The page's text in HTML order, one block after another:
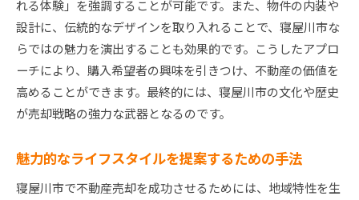
れる体験」を強調することが可能です。また、物件の内装や
設計に、伝統的なデザインを取り入れることで、寝屋川市な
らではの魅力を演出することも効果的です。こうしたアプロ
ーチにより、購入希望者の興味を引きつけ、不動産の価値を
高めることができます。最終的には、寝屋川市の文化や歴史
が売却戦略の強力な武器となるのです。
魅力的なライフスタイルを提案するための手法
寝屋川市で不動産売却を成功させるためには、地域特性を生